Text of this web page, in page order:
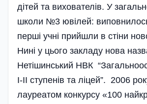
дітей та вихователів. У
школи №3 ювілей:
перші учні прийшли в стіни
Нині у цього закладу нова
Нетішинський НВК
І-ІІ ступенів та ліцей”. 2006
лауреатом конкурсу «100